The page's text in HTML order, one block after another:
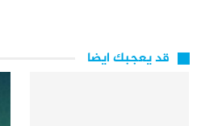
قد يعجبك ايضا